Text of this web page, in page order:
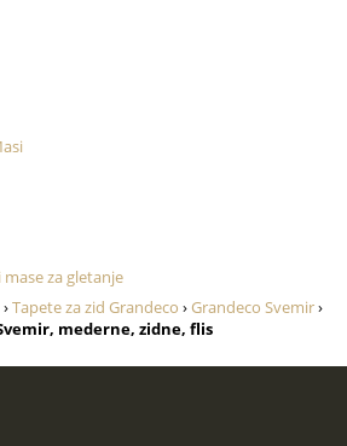
za gletanje
›Tapete za zid Grandeco ›Grandeco Svemir›
mederne, zidne, flis